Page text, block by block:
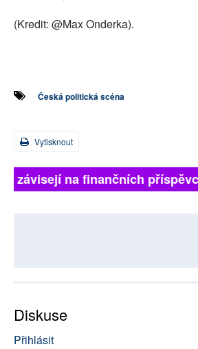
(Kredit: @Max Onderka).
Česká politická scéna
Vytisknout
závisejí na finančních
Diskuse
Přihlásit